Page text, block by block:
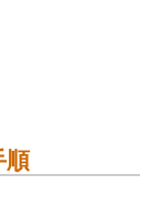
順